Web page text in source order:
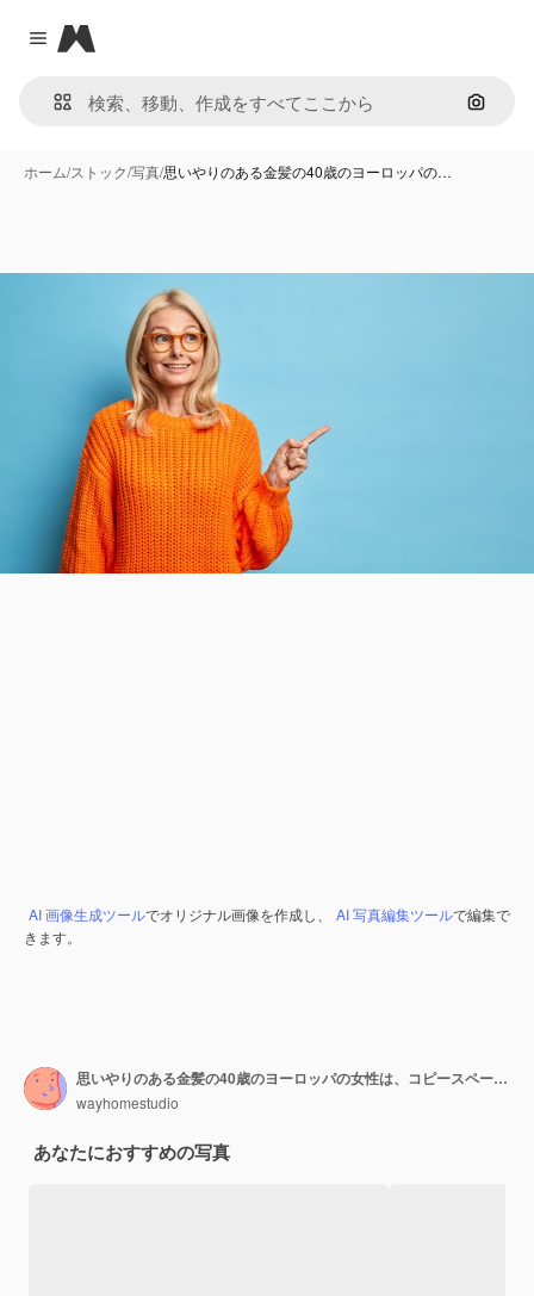
Close menu
Magnific
画像で
ホーム/ストック/写真/思いやりのある金髪の40歳のヨーロッパの…
AI 画像生成ツールでオリジナル画像を作成し、 AI 写真編集ツールで編集で
きます。
思いやりのある金髪の40歳のヨーロッパの女性は、コピースペースを指している眼鏡とニットのオレンジ色のセーターを着ています
wayhomestudio
あなたにおすすめの写真